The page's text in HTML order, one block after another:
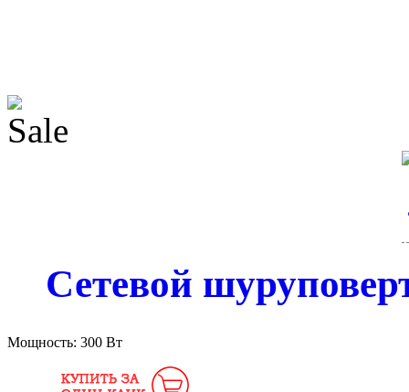
Сетевой
Мощность: 300 Вт